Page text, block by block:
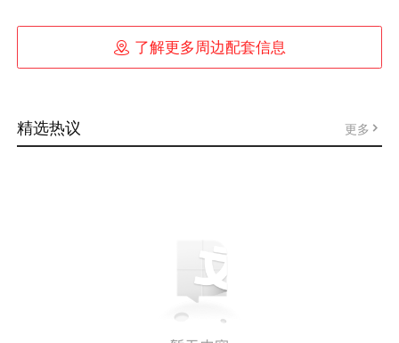
 了解更多周边配套信息
精选热议 更多